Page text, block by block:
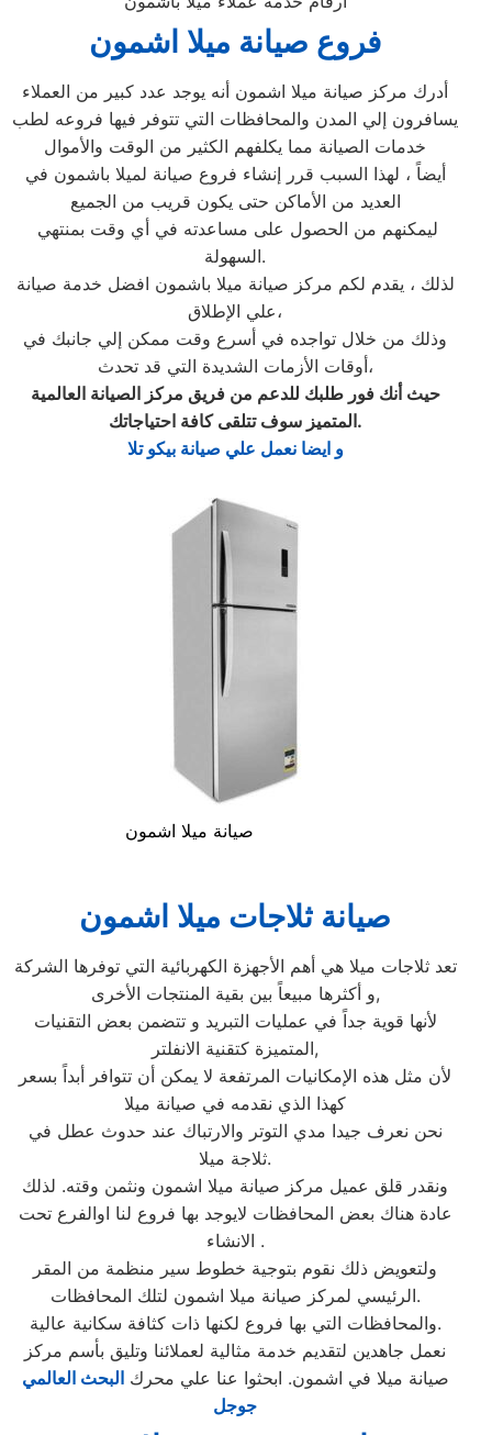
فروع صيانة ميلا اشمون
أدرك مركز صيانة ميلا اشمون أنه يوجد عدد كبير من العملاء
يسافرون إلي المدن والمحافظات التي تتوفر فيها فروعه لطب
خدمات الصيانة مما يكلفهم الكثير من الوقت والأموال
أيضاً ، لهذا السبب قرر إنشاء فروع صيانة لميلا باشمون في
العديد من الأماكن حتى يكون قريب من الجميع
السهولة.
لذلك ، يقدم لكم مركز صيانة ميلا باشمون افضل خدمة صيانة
علي الإطلاق،
وذلك من خلال تواجده في أسرع وقت ممكن إلي جانبك في
أوقات الأزمات الشديدة التي قد تحدث،
حيث أنك فور طلبك للدعم من فريق مركز الصيانة العالمية
المتميز سوف تتلقى كافة احتياجاتك.
و ايضا نعمل علي صيانة بيكو تلا
صيانة ميلا اشمون
صيانة ثلاجات ميلا اشمون
تعد ثلاجات ميلا هي أهم الأجهزة الكهربائية التي توفرها الشركة
و أكثرها مبيعاً بين بقية المنتجات الأخرى,
لأنها قوية جداً في عمليات التبريد و تتضمن بعض التقنيات
المتميزة كتقنية الانفلتر,
لأن مثل هذه الإمكانيات المرتفعة لا يمكن أن تتوافر أبداً بسعر
كهذا الذي نقدمه في صيانة ميلا
نحن نعرف جيدا مدي التوتر والارتباك عند حدوث عطل في
ثلاجة ميلا.
ونقدر قلق عميل مركز صيانة ميلا اشمون ونثمن وقته. لذلك
عادة هناك بعض المحافظات لايوجد بها فروع لنا اوالفرع تحت
الانشاء .
ولتعويض ذلك نقوم بتوجية خطوط سير منظمة من المقر
الرئيسي لمركز صيانة ميلا اشمون لتلك المحافظات.
والمحافظات التي بها فروع لكنها ذات كثافة سكانية عالية.
نعمل جاهدين لتقديم خدمة مثالية لعملائنا وتليق بأسم مركز
صيانة ميلا في اشمون. ابحثوا عنا علي محركالبحث العالمي
جوجل